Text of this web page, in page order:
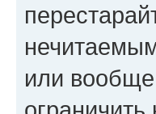
или